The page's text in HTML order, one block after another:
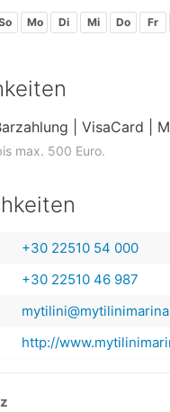
Mo Di Mi Do Fr
| VisaCard |
max. 500 Euro.
+30 22510 54 000
+30 22510 46 987
http://